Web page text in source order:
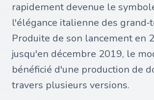
rapidement devenue le
l'élégance italienne des
Produite de son lancement en
jusqu'en décembre 2019, le
bénéficié d'une production de
travers plusieurs versions.